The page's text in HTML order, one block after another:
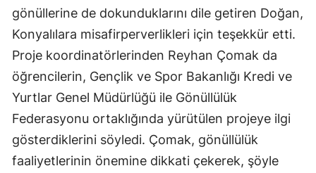
Isparta
Mersin
İstanbul
İzmir
Kars
Kastamonu
gönüllerine de dokunduklarını dile getiren Doğan,
Konyalılara misafirperverlikleri için teşekkür etti.
Proje koordinatörlerinden Reyhan Çomak da
öğrencilerin, Gençlik ve Spor Bakanlığı Kredi ve
Yurtlar Genel Müdürlüğü ile Gönüllülük
Federasyonu ortaklığında yürütülen projeye ilgi
gösterdiklerini söyledi. Çomak, gönüllülük
faaliyetlerinin önemine dikkati çekerek, şöyle